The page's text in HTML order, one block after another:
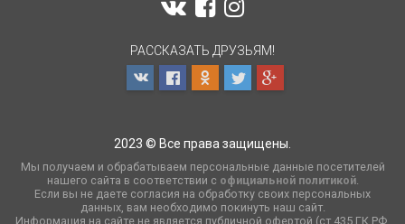
РАССКАЗАТЬ ДРУЗЬЯМ!
2023 © Все права защищены.
Мы получаем и обрабатываем персональные данные посетителей
нашего сайта в соответствии с официальной политикой.
Если вы не даете согласия на обработку своих персональных
данных, вам необходимо покинуть наш сайт.
Информация на сайте не является публичной офертой (ст.435 ГК РФ,